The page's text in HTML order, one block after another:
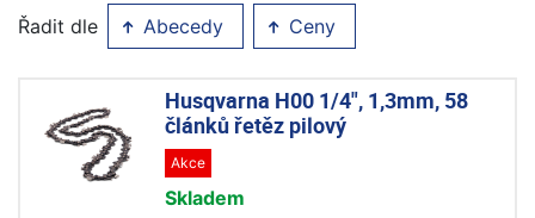
Řadit dle Abecedy Ceny
Husqvarna H00 1/4", 1,3mm, 58
článků řetěz pilový
Akce
Skladem